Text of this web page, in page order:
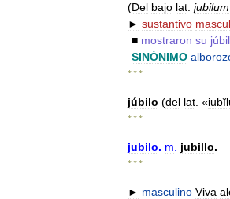
(Del bajo lat jubilum
► sustantivo
■ mostraron su
SINÓNIMO
* * *
júbilo (del lat . «
* * *
jubilo. m jubillo.
* * *
► masculino Viva